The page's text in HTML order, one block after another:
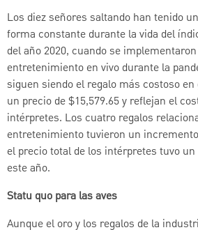
Los diez señores saltando han tenido
forma constante durante la vida del
del año 2020, cuando se
entretenimiento en vivo durante la
siguen siendo el regalo más costoso
un precio de $15,579.65 y reflejan el
intérpretes. Los cuatro regalos
entretenimiento tuvieron un
el precio total de los intérpretes tuvo
este año.
Statu quo para las aves
Aunque el oro y los regalos de la